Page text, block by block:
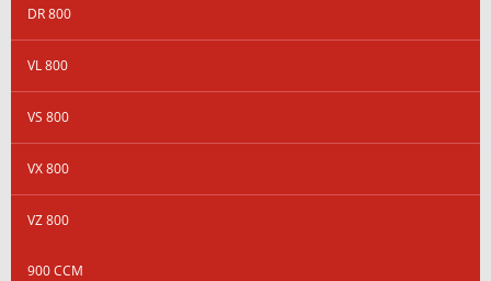
DR 800
VL 800
VS 800
VX 800
VZ 800
900 CCM